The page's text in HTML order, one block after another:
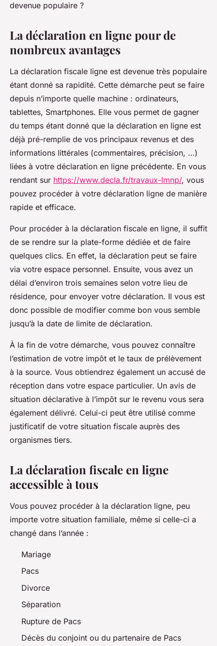
devenue populaire ?
La déclaration en ligne pour de
nombreux avantages
La déclaration fiscale ligne est devenue très populaire
étant donné sa rapidité. Cette démarche peut se faire
depuis n’importe quelle machine : ordinateurs,
tablettes, Smartphones. Elle vous permet de gagner
du temps étant donné que la déclaration en ligne est
déjà pré-remplie de vos principaux revenus et des
informations littérales (commentaires, précision, …)
liées à votre déclaration en ligne précédente. En vous
rendant sur https://www.decla.fr/travaux-lmnp/, vous
pouvez procéder à votre déclaration ligne de manière
rapide et efficace.
Pour procéder à la déclaration fiscale en ligne, il suffit
de se rendre sur la plate-forme dédiée et de faire
quelques clics. En effet, la déclaration peut se faire
via votre espace personnel. Ensuite, vous avez un
délai d’environ trois semaines selon votre lieu de
résidence, pour envoyer votre déclaration. Il vous est
donc possible de modifier comme bon vous semble
jusqu’à la date de limite de déclaration.
À la fin de votre démarche, vous pouvez connaître
l’estimation de votre impôt et le taux de prélèvement
à la source. Vous obtiendrez également un accusé de
réception dans votre espace particulier. Un avis de
situation déclarative à l’impôt sur le revenu vous sera
également délivré. Celui-ci peut être utilisé comme
justificatif de votre situation fiscale auprès des
organismes tiers.
La déclaration fiscale en ligne
accessible à tous
Vous pouvez procéder à la déclaration ligne, peu
importe votre situation familiale, même si celle-ci a
changé dans l’année :
Mariage
Pacs
Divorce
Séparation
Rupture de Pacs
Décès du conjoint ou du partenaire de Pacs